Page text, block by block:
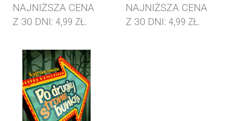
NAJNIŻSZA CENA
Z 30 DNI: 4,99 ZŁ.
NAJNIŻSZA CENA
Z 30 DNI: 4,99 ZŁ.